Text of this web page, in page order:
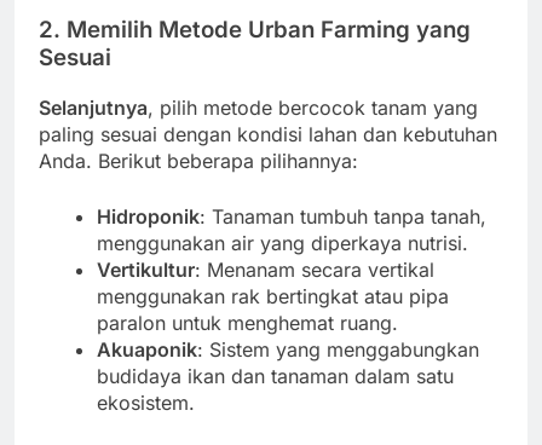
2. Memilih Metode Urban Farming yang
Sesuai
Selanjutnya, pilih metode bercocok tanam yang
paling sesuai dengan kondisi lahan dan kebutuhan
Anda. Berikut beberapa pilihannya:
Hidroponik: Tanaman tumbuh tanpa tanah,
menggunakan air yang diperkaya nutrisi.
Vertikultur: Menanam secara vertikal
menggunakan rak bertingkat atau pipa
paralon untuk menghemat ruang.
Akuaponik: Sistem yang menggabungkan
budidaya ikan dan tanaman dalam satu
ekosistem.